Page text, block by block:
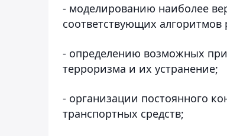
- моделированию наиболее
соответствующих алгоритмов
- определению возможных
терроризма и их устранение;
- организации постоянного
транспортных средств;